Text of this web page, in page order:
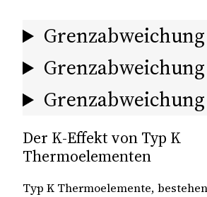
Grenzabweichung
Der K-Effekt von Typ K
Thermoelementen
Typ K Thermoelemente,